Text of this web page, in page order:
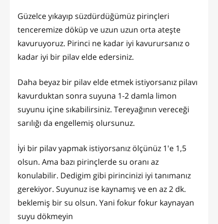
Güzelce yıkayıp süzdürdüğümüz pirinçleri
tenceremize döküp ve uzun uzun orta ateşte
kavuruyoruz. Pirinci ne kadar iyi kavurursanız o
kadar iyi bir pilav elde edersiniz.
Daha beyaz bir pilav elde etmek istiyorsanız pilavı
kavurduktan sonra suyuna 1-2 damla limon
suyunu içine sıkabilirsiniz. Tereyağının vereceği
sarılığı da engellemiş olursunuz.
İyi bir pilav yapmak istiyorsanız ölçünüz 1'e 1,5
olsun. Ama bazı pirinçlerde su oranı az
konulabilir. Dedigim gibi pirincinizi iyi tanımanız
gerekiyor. Suyunuz ise kaynamış ve en az 2 dk.
beklemiş bir su olsun. Yani fokur fokur kaynayan
suyu dökmeyin